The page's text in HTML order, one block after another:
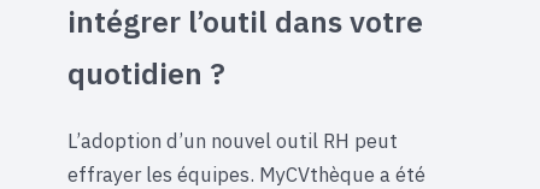
intégrer l’outil dans votre
quotidien ?
L’adoption d’un nouvel outil RH peut
effrayer les équipes. MyCVthèque a été